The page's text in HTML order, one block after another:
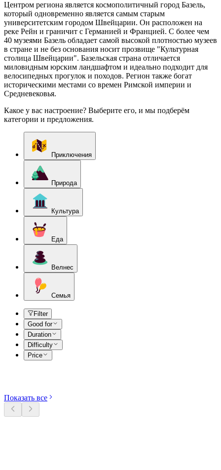
Центром региона является космополитичный город Базель,
который одновременно является самым старым
университетским городом Швейцарии. Он расположен на
реке Рейн и граничит с Германией и Францией. С более чем
40 музеями Базель обладает самой высокой плотностью музеев
в стране и не без основания носит прозвище "Культурная
столица Швейцарии". Базельская страна отличается
миловидным юрским ландшафтом и идеально подходит для
велосипедных прогулок и походов. Регион также богат
историческими местами со времен Римской империи и
Средневековья.
Какое у вас настроение? Выберите его, и мы подберём
категории и предложения.
Приключения
Природа
Культура
Еда
Велнес
Семья
Filter
Good for
Duration
Difficulty
Price
Показать все